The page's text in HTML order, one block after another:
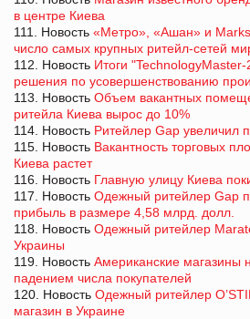
в центре Киева
111. Новость «Метро», «Ашан» и
число самых крупных ритейл-сетей
112. Новость Итоги "TechnologyMaster-
решения по усовершенствованию
113. Новость Объем вакантных
ритейла Киева вырос до 10%
114. Новость Ритейлер Gap увеличил
115. Новость Вакантность торговых
Киева растет
116. Новость Главную улицу Киева
117. Новость Одежный ритейлер Gap
прибыль в размере 4,58 млрд. долл.
118. Новость Одежный ритейлер
Украины
119. Новость Американские магазины
падением числа покупателей
120. Новость Одежный ритейлер
магазин в Украине